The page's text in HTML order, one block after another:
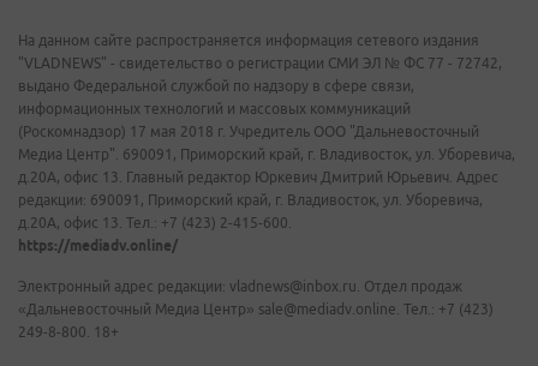
На данном сайте распространяется информация сетевого издания
"VLADNEWS" - свидетельство о регистрации СМИ ЭЛ № ФС 77 - 72742,
выдано Федеральной службой по надзору в сфере связи,
информационных технологий и массовых коммуникаций
(Роскомнадзор) 17 мая 2018 г. Учредитель ООО "Дальневосточный
Медиа Центр". 690091, Приморский край, г. Владивосток, ул. Уборевича,
д.20А, офис 13. Главный редактор Юркевич Дмитрий Юрьевич. Адрес
редакции: 690091, Приморский край, г. Владивосток, ул. Уборевича,
д.20А, офис 13. Тел.: +7 (423) 2-415-600.
https://mediadv.online/
Электронный адрес редакции: vladnews@inbox.ru. Отдел продаж
«Дальневосточный Медиа Центр» sale@mediadv.online. Тел.: +7 (423)
249-8-800. 18+